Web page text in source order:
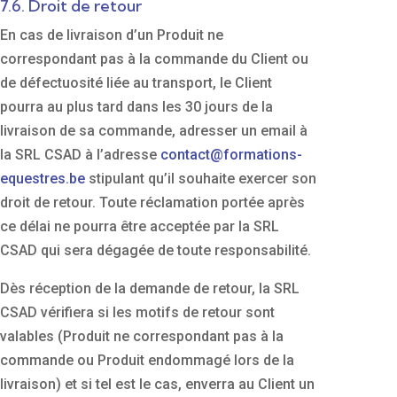
7.6. Droit de retour
En cas de livraison d’un Produit ne
correspondant pas à la commande du Client ou
de défectuosité liée au transport, le Client
pourra au plus tard dans les 30 jours de la
livraison de sa commande, adresser un email à
la SRL CSAD à l’adresse contact@formations-
equestres.be stipulant qu’il souhaite exercer son
droit de retour. Toute réclamation portée après
ce délai ne pourra être acceptée par la SRL
CSAD qui sera dégagée de toute responsabilité.
Dès réception de la demande de retour, la SRL
CSAD vérifiera si les motifs de retour sont
valables (Produit ne correspondant pas à la
commande ou Produit endommagé lors de la
livraison) et si tel est le cas, enverra au Client un